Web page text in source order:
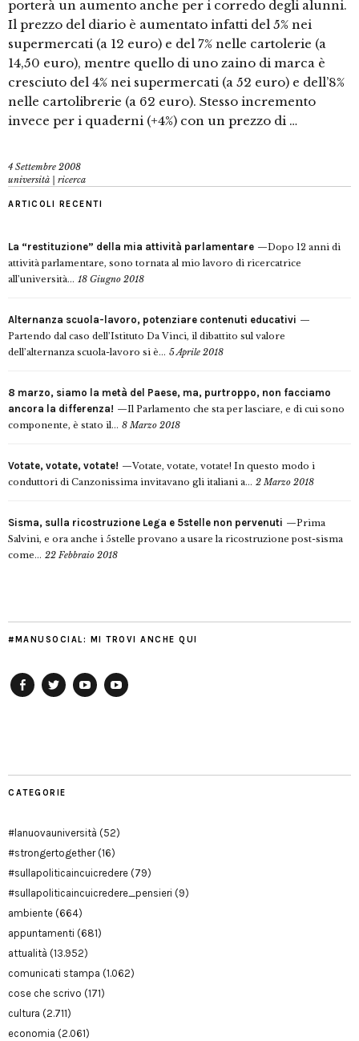
porterà un aumento anche per i corredo degli alunni.
Il prezzo del diario è aumentato infatti del 5% nei
supermercati (a 12 euro) e del 7% nelle cartolerie (a
14,50 euro), mentre quello di uno zaino di marca è
cresciuto del 4% nei supermercati (a 52 euro) e dell’8%
nelle cartolibrerie (a 62 euro). Stesso incremento
invece per i quaderni (+4%) con un prezzo di …
4 Settembre 2008
università | ricerca
ARTICOLI RECENTI
La “restituzione” della mia attività parlamentare
Dopo 12 anni di
attività parlamentare, sono tornata al mio lavoro di ricercatrice
all’università... 18 Giugno 2018
Alternanza scuola-lavoro, potenziare contenuti educativi
Partendo dal caso dell’Istituto Da Vinci, il dibattito sul valore
dell’alternanza scuola-lavoro si è... 5 Aprile 2018
8 marzo, siamo la metà del Paese, ma, purtroppo, non facciamo
ancora la differenza!
Il Parlamento che sta per lasciare, e di cui sono
componente, è stato il... 8 Marzo 2018
Votate, votate, votate!
Votate, votate, votate! In questo modo i
conduttori di Canzonissima invitavano gli italiani a... 2 Marzo 2018
Sisma, sulla ricostruzione Lega e 5stelle non pervenuti
Prima
Salvini, e ora anche i 5stelle provano a usare la ricostruzione post-sisma
come... 22 Febbraio 2018
#MANUSOCIAL: MI TROVI ANCHE QUI
CATEGORIE
#lanuovauniversità (52)
#strongertogether(16)
#sullapoliticaincuicredere (79)
#sullapoliticaincuicredere_pensieri (9)
ambiente (664)
appuntamenti (681)
attualità (13.952)
comunicati stampa (1.062)
cose che scrivo (171)
cultura (2.711)
economia (2.061)